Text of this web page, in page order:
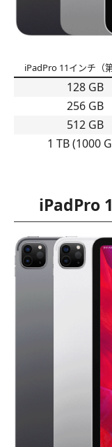
iPadPro 11インチ（
128 GB
256 GB
512 GB
1 TB (1000
iPadPro